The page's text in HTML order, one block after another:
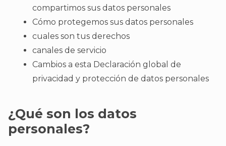
compartimos sus datos personales
Cómo protegemos sus datos personales
cuales son tus derechos
canales de servicio
Cambios a esta Declaración global de
privacidad y protección de datos personales
¿Qué son los datos
personales?